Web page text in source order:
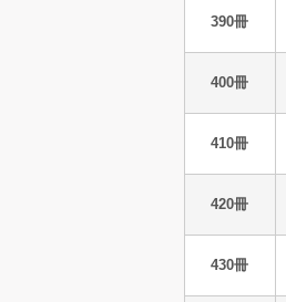
390冊
400冊
410冊
420冊
430冊